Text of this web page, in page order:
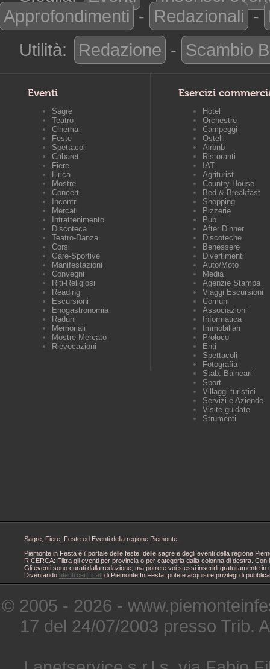
Approfondimenti - Redazionali -
Utilità:
Redazione - Scambio
Eventi
Sagre
Teatro
Cinema
Feste
Spettacoli
Cabaret
Fiere
Lirica
Mostre
Concerti
Incontri
Mercati
Intrattenimento
Discoteca
Teatro-Danza
Corsi
Gare-Sportive
Manifestazioni
Convegni
Riti-Religiosi
Reading
Escursioni
Enogastronomia
Raduni
Memoriali
Mostre-Mercato
Rievocazioni
Esercizi
Hotel
Orchestre
Campeggi
Ostelli
Airbnb
Ristoranti
IAT
Agriturist
Country House
Bed & Breakfast
Shopping
Pizzerie
Pub
After Dinner
Discoteche
Benessere
Divertimenti
Auto/Moto
Media
Agenzie Stampa
Viaggi Escursioni
Comuni
Associazioni
Informatica
Immobiliari
Proloco
Enti
Spettacoli
Fotografia
Stab. Balneari
Sport
Villaggi turistici
Servizi e Aziende
Visite guidate
Strumenti
Sagre, Fiere, Feste ed Eventi della regione Piemonte.
Piemonte in Festa è il portale delle feste, delle sagre e degli eventi della regione
RICERCA: Filtra gli eventi per provincia o per categoria dalla colonna di destra.
Gli eventi sono curati dalla redazione, ma potrete voi stessi inserirli gratuitamente
Diventando utenti certificati di Piemonte In Festa, potete acquisire privilegi di
© 2005 - 2026 -
17 del 24/07/2003 presso Trib.